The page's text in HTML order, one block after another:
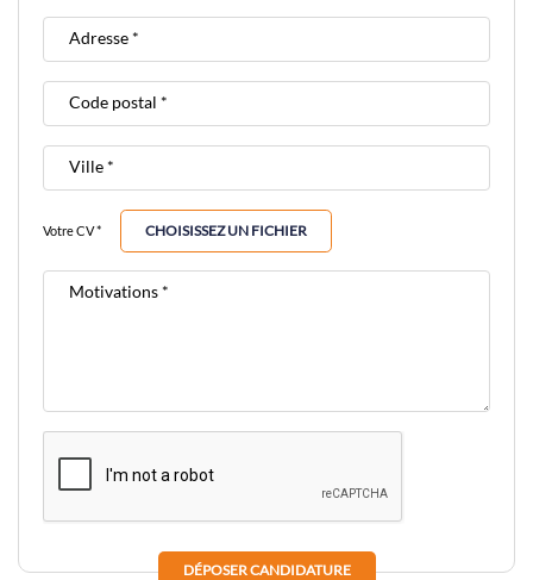
Adresse *
Code postal *
Ville *
Votre CV * CHOISISSEZ UN FICHIER
Motivations *
DÉPOSER CANDIDATURE